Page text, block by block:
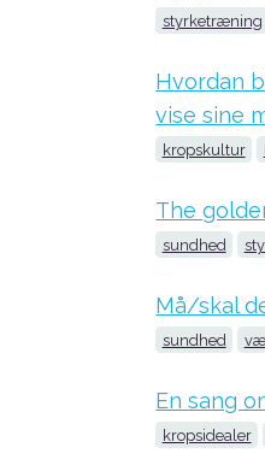
styrketræning
Hvordan
vise sine
kropskultur
The
sundhed
Må/skal
sundhed
En sang
kropsidealer